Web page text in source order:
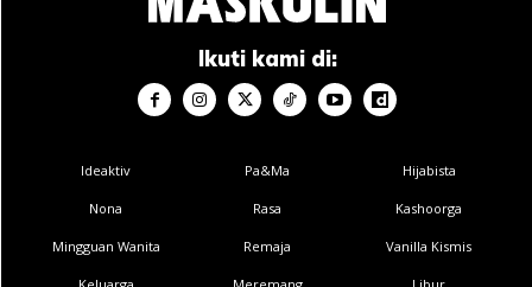
Ikuti kami di:
Ideaktiv
Nona
Mingguan Wanita
Pa&Ma
Rasa
Remaja
Hijabista
Kashoorga
Vanilla Kismis